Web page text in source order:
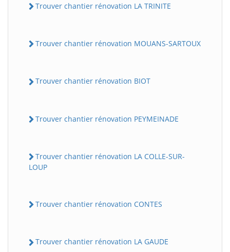
Trouver chantier rénovation LA TRINITE
Trouver chantier rénovation MOUANS-SARTOUX
Trouver chantier rénovation BIOT
Trouver chantier rénovation PEYMEINADE
Trouver chantier rénovation LA COLLE-SUR-
LOUP
Trouver chantier rénovation CONTES
Trouver chantier rénovation LA GAUDE